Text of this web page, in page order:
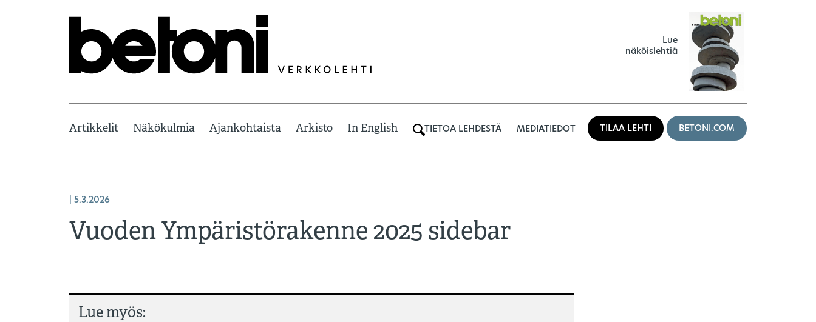
Lue
näköislehtiä
Artikkelit Näkökulmia Ajankohtaista Arkisto In English TIETOA LEHDESTÄ MEDIATIEDOT TILAA LEHTI BETONI.COM
| 5.3.2026
Vuoden Ympäristörakenne 2025 sidebar
Lue myös: